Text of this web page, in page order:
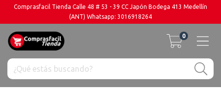
Comprasfacil Tienda Calle 48 # 53 - 39 CC Japón Bodega 413 Medellín
(ANT) Whatsapp: 3016918264
0